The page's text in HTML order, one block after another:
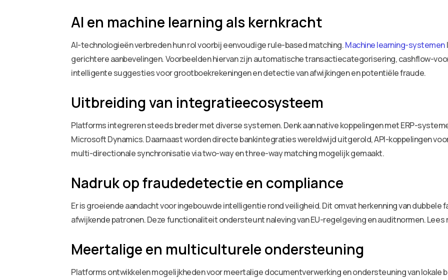
AI en machine learning als kernkracht
AI-technologieën verbreden hun rol voorbij eenvoudige rule-based matching.Machine learning-systemen
gerichtere aanbevelingen. Voorbeelden hiervan zijn automatische transactiecategorisering, cashflow-
intelligente suggesties voor grootboekrekeningen en detectie van afwijkingen en potentiële fraude.
Uitbreiding van integratieecosysteem
Platforms integreren steeds breder met diverse systemen. Denk aan native koppelingen met ERP-
Microsoft Dynamics. Daarnaast worden directe bankintegraties wereldwijd uitgerold, API-koppelingen
multi-directionale synchronisatie via two-way en three-way matching mogelijk gemaakt.
Nadruk op fraudedetectie en compliance
Er is groeiende aandacht voor ingebouwde intelligentie rond veiligheid. Dit omvat herkenning van
afwijkende patronen. Deze functionaliteit ondersteunt naleving van EU-regelgeving en auditnormen. Lees
Meertalige en multiculturele ondersteuning
Platforms ontwikkelen mogelijkheden voor meertalige documentverwerking en ondersteuning van lokale